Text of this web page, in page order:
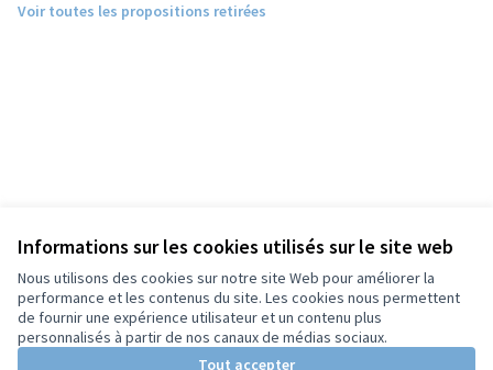
Informations sur les cookies utilisés sur le site web
Nous utilisons des cookies sur notre site Web pour améliorer la
performance et les contenus du site. Les cookies nous permettent
de fournir une expérience utilisateur et un contenu plus
personnalisés à partir de nos canaux de médias sociaux.
Tout accepter
Voir toutes les propositions retirées